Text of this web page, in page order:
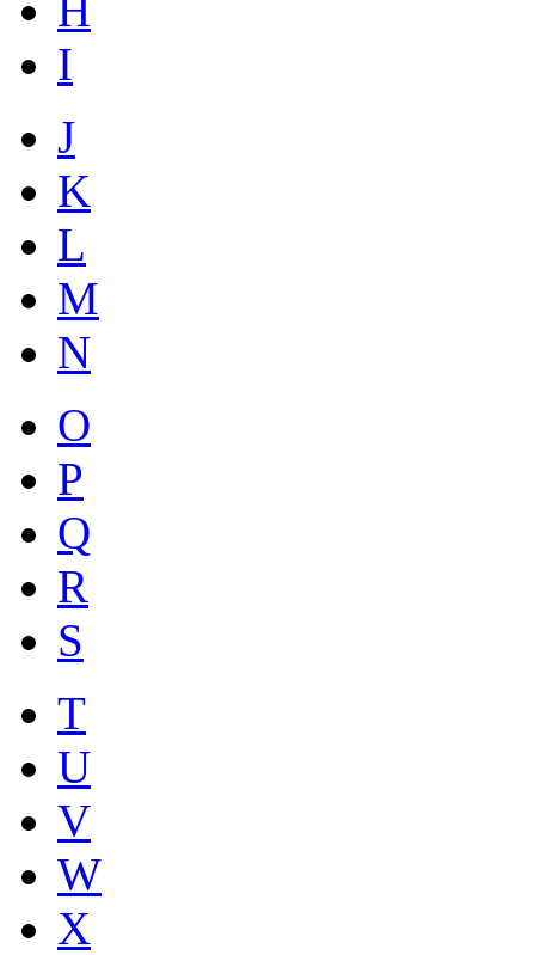
I
J
K
L
M
N
O
P
Q
R
S
T
U
V
W
X